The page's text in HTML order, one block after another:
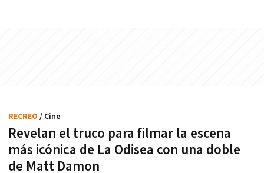
Revelan el truco para filmar la escena
más icónica de La Odisea con una doble
de Matt Damon
RECREO / Cine